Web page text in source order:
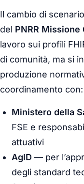
Il cambio di
del PNRR Missione
lavoro sui profili
di comunità, ma si
produzione
coordinamento con:
Ministero della
FSE e
attuativi
AgID — per
degli standard